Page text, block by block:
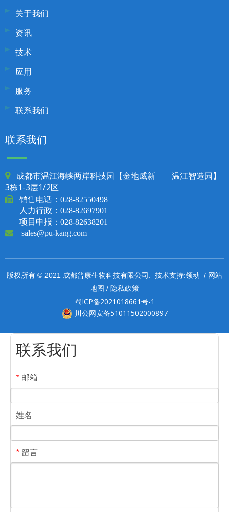
关于我们
资讯
技术
应用
服务
联系我们
联系我们

成都市温江海峡两岸科技园【金地威新 温江智造园】
3栋1-3层1/2区
 销售电话： 028-82550498
人力行政：028-82697901
项目申报：028-82638201
 sales@pu-kang.com
版权所有 © 2021 成都普康生物科技有限公司. 技术支持:领动 / 网站
地图 / 隐私政策
蜀ICP备2021018661号-1
川公网安备51011502000897
联系我们
* 邮箱
姓名
* 留言